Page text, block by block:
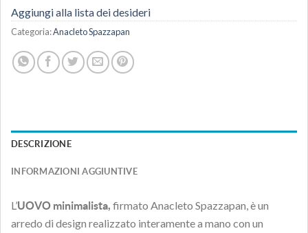
Aggiungi alla lista dei desideri
Categoria:Anacleto Spazzapan
DESCRIZIONE
INFORMAZIONI AGGIUNTIVE
L’UOVO minimalista, firmato Anacleto Spazzapan, è un
arredo di design realizzato interamente a mano con un